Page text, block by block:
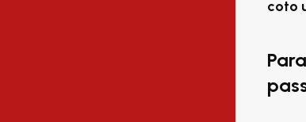
coto